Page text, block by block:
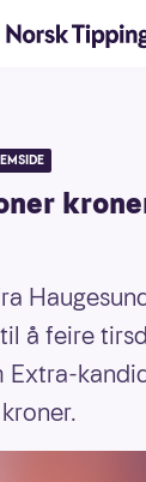
å feire
Extra-